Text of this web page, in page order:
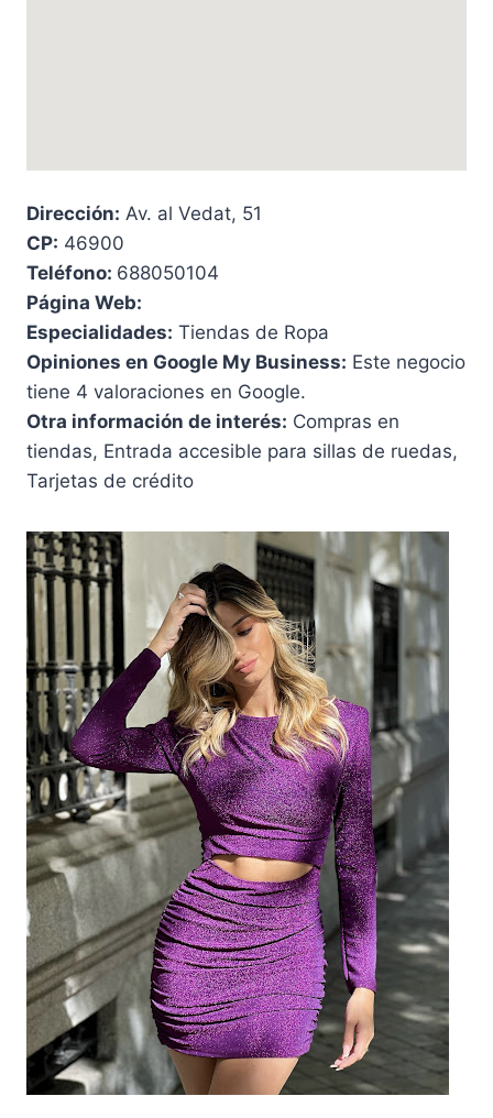
Dirección: Av. al Vedat, 51
CP: 46900
Teléfono: 688050104
Página Web:
Especialidades: Tiendas de Ropa
Opiniones en Google My Business: Este negocio
tiene 4 valoraciones en Google.
Otra información de interés: Compras en
tiendas, Entrada accesible para sillas de ruedas,
Tarjetas de crédito